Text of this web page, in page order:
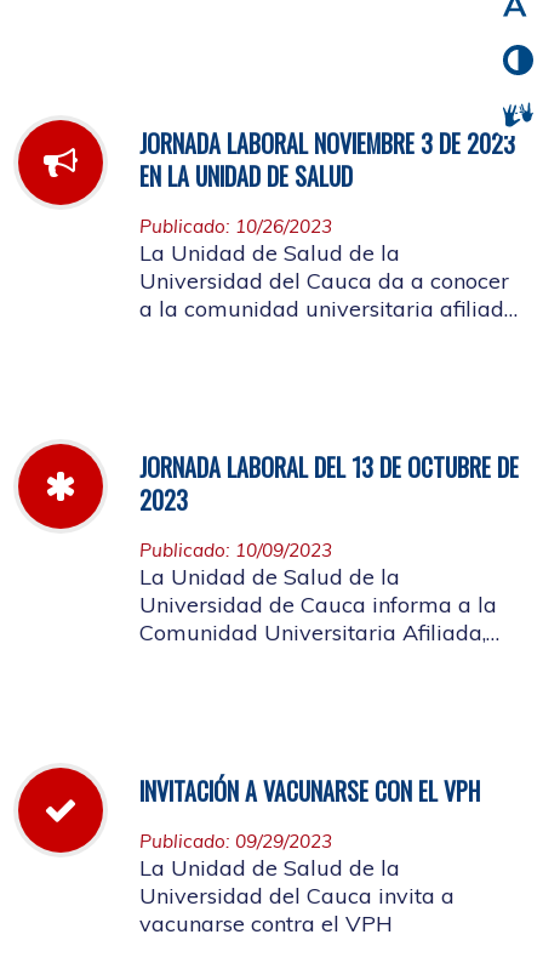
JORNADA LABORAL NOVIEMBRE 3 DE 2023
EN LA UNIDAD DE SALUD
Publicado: 10/26/2023
La Unidad de Salud de la
Universidad del Cauca da a conocer
a la comunidad universitaria afiliada,
JORNADA LABORAL DEL 13 DE OCTUBRE DE
2023
Publicado: 10/09/2023
La Unidad de Salud de la
Universidad de Cauca informa a la
Comunidad Universitaria Afiliada,
INVITACIÓN A VACUNARSE CON EL VPH
Publicado: 09/29/2023
La Unidad de Salud de la
Universidad del Cauca invita a
vacunarse contra el VPH